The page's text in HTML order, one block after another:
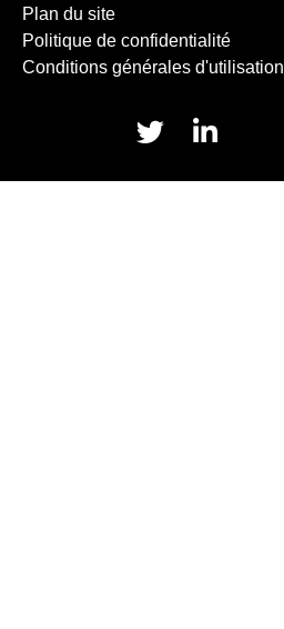
Plan du site
Politique de confidentialité
Conditions générales d'utilisation